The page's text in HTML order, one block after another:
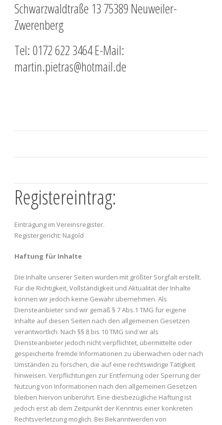
Schwarzwaldtraße 13 75389 Neuweiler-
Zwerenberg
Tel: 0172 622 3464 E-Mail:
martin.pietras@hotmail.de
Registereintrag:
Eintragung im Vereinsregister.
Registergericht: Nagold
Haftung für Inhalte
Die Inhalte unserer Seiten wurden mit größter Sorgfalt erstellt.
Für die Richtigkeit, Vollständigkeit und Aktualität der Inhalte
können wir jedoch keine Gewähr übernehmen. Als
Diensteanbieter sind wir gemäß § 7 Abs.1 TMG für eigene
Inhalte auf diesen Seiten nach den allgemeinen Gesetzen
verantwortlich. Nach §§ 8 bis 10 TMG sind wir als
Diensteanbieter jedoch nicht verpflichtet, übermittelte oder
gespeicherte fremde Informationen zu überwachen oder nach
Umständen zu forschen, die auf eine rechtswidrige Tätigkeit
hinweisen. Verpflichtungen zur Entfernung oder Sperrung der
Nutzung von Informationen nach den allgemeinen Gesetzen
bleiben hiervon unberührt. Eine diesbezügliche Haftung ist
jedoch erst ab dem Zeitpunkt der Kenntnis einer konkreten
Rechtsverletzung möglich. Bei Bekanntwerden von